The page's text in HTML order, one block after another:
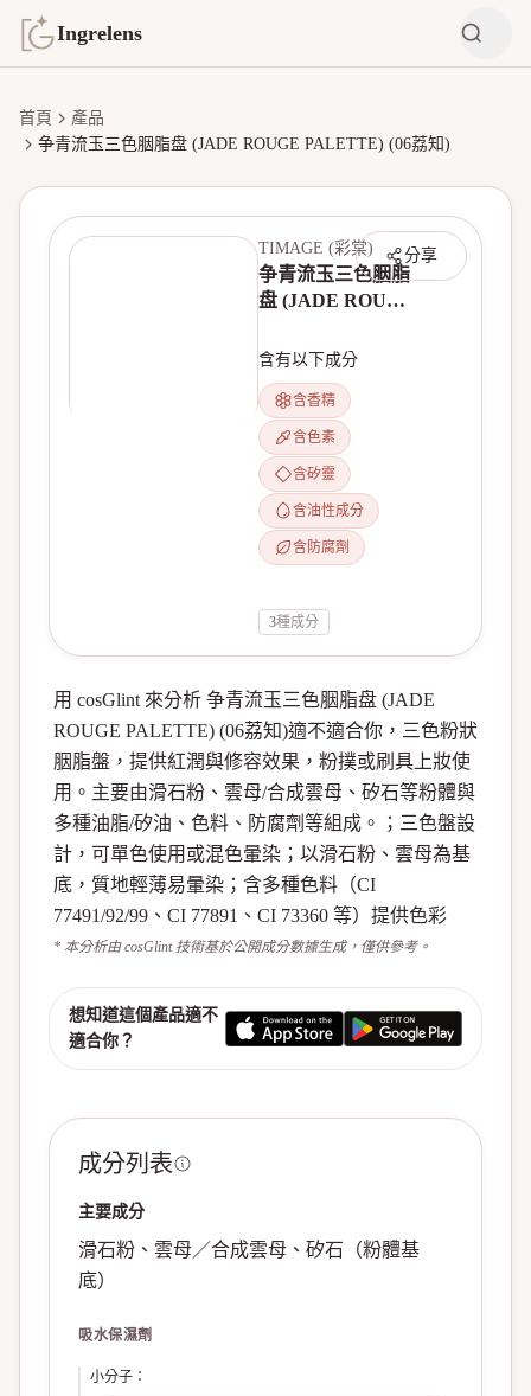
Ingrelens
首頁
產品
争青流玉三色胭脂盘 (JADE ROUGE PALETTE) (06荔知)
分享
TIMAGE (彩棠)
争青流玉三色胭脂
盘 (JADE ROUGE
知)
含有以下成分
含香精
含色素
含矽靈
含油性成分
含防腐劑
3種成分
用 cosGlint 來分析 争青流玉三色胭脂盘 (JADE
ROUGE PALETTE) (06荔知)適不適合你，三色粉狀
胭脂盤，提供紅潤與修容效果，粉撲或刷具上妝使
用。主要由滑石粉、雲母/合成雲母、矽石等粉體與
多種油脂/矽油、色料、防腐劑等組成。；三色盤設
計，可單色使用或混色暈染；以滑石粉、雲母為基
底，質地輕薄易暈染；含多種色料（CI
77491/92/99、CI 77891、CI 73360 等）提供色彩
* 本分析由 cosGlint 技術基於公開成分數據生成，僅供參考。
想知道這個產品適不
適合你？
成分列表
主要成分
滑石粉、雲母／合成雲母、矽石（粉體基
底）
吸水保濕劑
小分子 ：